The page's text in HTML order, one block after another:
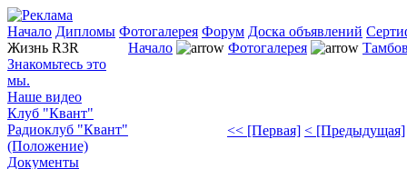
Начало Дипломы Фотогалерея Форум Доска объявлений
Жизнь R3R
Знакомьтесь это
мы.
Наше видео
Клуб "Квант"
Радиоклуб "Квант"
(Положение)
Документы
Начало Фотогалерея
<< [Первая] < [Предыдущая]